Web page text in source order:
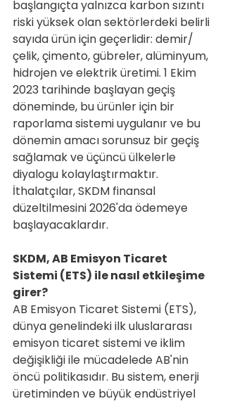
başlangıçta yalnızca karbon sızıntı
riski yüksek olan sektörlerdeki belirli
sayıda ürün için geçerlidir: demir/
çelik, çimento, gübreler, alüminyum,
hidrojen ve elektrik üretimi. 1 Ekim
2023 tarihinde başlayan geçiş
döneminde, bu ürünler için bir
raporlama sistemi uygulanır ve bu
dönemin amacı sorunsuz bir geçiş
sağlamak ve üçüncü ülkelerle
diyalogu kolaylaştırmaktır.
İthalatçılar, SKDM finansal
düzeltilmesini 2026'da ödemeye
başlayacaklardır.
SKDM, AB Emisyon Ticaret
Sistemi (ETS) ile nasıl etkileşime
girer?
AB Emisyon Ticaret Sistemi (ETS),
dünya genelindeki ilk uluslararası
emisyon ticaret sistemi ve iklim
değişikliği ile mücadelede AB'nin
öncü politikasıdır. Bu sistem, enerji
üretiminden ve büyük endüstriyel